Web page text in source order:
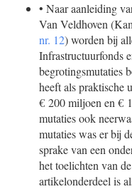
• Naar aanleiding
Van Veldhoven
nr. 12) worden bij
Infrastructuurfonds
begrotingsmutaties
heeft als praktische
€ 200 miljoen en €
mutaties ook
mutaties was er bij
sprake van een
het toelichten van
artikelonderdeel is